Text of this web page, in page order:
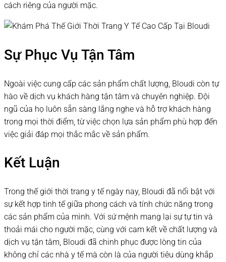
cách riêng của người mặc.
Sự Phục Vụ Tận Tâm
Ngoài việc cung cấp các sản phẩm chất lượng, Bloudi còn tự
hào về dịch vụ khách hàng tận tâm và chuyên nghiệp. Đội
ngũ của họ luôn sẵn sàng lắng nghe và hỗ trợ khách hàng
trong mọi thời điểm, từ việc chọn lựa sản phẩm phù hợp đến
việc giải đáp mọi thắc mắc về sản phẩm.
Kết Luận
Trong thế giới thời trang y tế ngày nay, Bloudi đã nổi bật với
sự kết hợp tinh tế giữa phong cách và tính chức năng trong
các sản phẩm của mình. Với sứ mệnh mang lại sự tự tin và
thoải mái cho người mặc, cùng với cam kết về chất lượng và
dịch vụ tận tâm, Bloudi đã chinh phục được lòng tin của
không chỉ các nhà y tế mà còn là của người tiêu dùng khắp